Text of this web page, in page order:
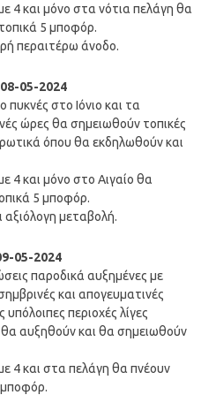
4 και μόνο στα νότια πελάγη θα
5 μποφόρ.
περαιτέρω άνοδο.
05-2024
στο Ιόνιο και τα
ώρες θα σημειωθούν τοπικές
όπου θα εκδηλωθούν και
4 και μόνο στο Αιγαίο θα
5 μποφόρ.
μεταβολή.
05-2024
παροδικά αυξημένες με
και απογευματινές
περιοχές λίγες
αυξηθούν και θα σημειωθούν
4 και στα πελάγη θα πνέουν
μποφόρ.